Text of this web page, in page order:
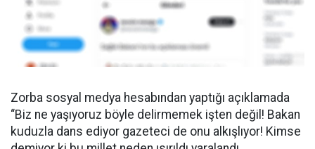
Zorba sosyal medya hesabından yaptığı açıklamada
“Biz ne yaşıyoruz böyle delirmemek işten değil! Bakan
kuduzla dans ediyor gazeteci de onu alkışlıyor! Kimse